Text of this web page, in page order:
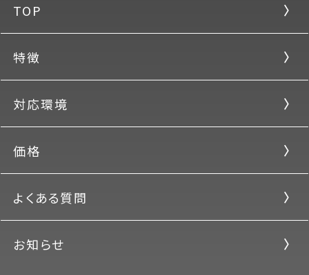
TOP
特徴
対応環境
価格
よくある質問
お知らせ